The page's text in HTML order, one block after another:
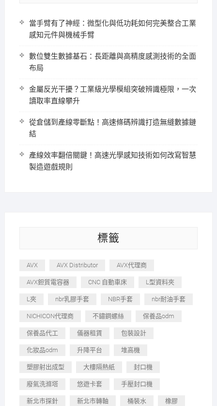
當手臂有了神經：微型化與低功耗如何完美整合工業
感知元件與機械手臂
數位雙生數據基石：長距離與高精度感測技術的全面
布局
金屬反光干擾？工業級光學模組突破辨識極限，一次
讀取率直線攀升
從倉儲到產線零斷點！高速條碼辨識打造無縫數據鏈
結
產線效率翻倍關鍵！高速光學感知技術如何改寫智慧
製造遊戲規則
標籤
AVX AVX Distributor AVX代理商
AVX鉭質電容器 CNC 自動車床 L型資料夾
L夾 nbr乳膠手套 NBR手套 nbr耐油手套
NICHICON代理商 不鏽鋼螺絲 保養品odm
保養品代工 儀器租賃 包裝設計
化妝品odm 升降平台 堆高機
塑膠射出成型 大樓隔熱紙 封口機
廢氣洗滌塔 悠遊卡套 手壓封口機
新北市探針 新北市轉軸 桶裝水 橡膠